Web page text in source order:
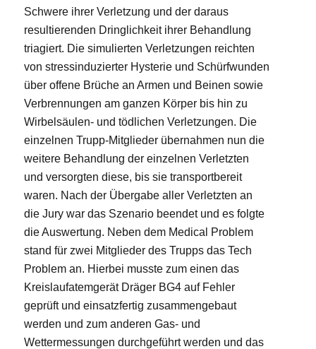
Schwere ihrer Verletzung und der daraus
resultierenden Dringlichkeit ihrer Behandlung
triagiert. Die simulierten Verletzungen reichten
von stressinduzierter Hysterie und Schürfwunden
über offene Brüche an Armen und Beinen sowie
Verbrennungen am ganzen Körper bis hin zu
Wirbelsäulen- und tödlichen Verletzungen. Die
einzelnen Trupp-Mitglieder übernahmen nun die
weitere Behandlung der einzelnen Verletzten
und versorgten diese, bis sie transportbereit
waren. Nach der Übergabe aller Verletzten an
die Jury war das Szenario beendet und es folgte
die Auswertung. Neben dem Medical Problem
stand für zwei Mitglieder des Trupps das Tech
Problem an. Hierbei musste zum einen das
Kreislaufatemgerät Dräger BG4 auf Fehler
geprüft und einsatzfertig zusammengebaut
werden und zum anderen Gas- und
Wettermessungen durchgeführt werden und das